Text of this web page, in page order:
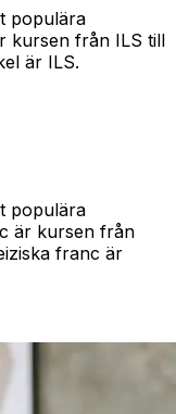
populära
kursen från ILS till
är ILS.
populära
är kursen från
franc är